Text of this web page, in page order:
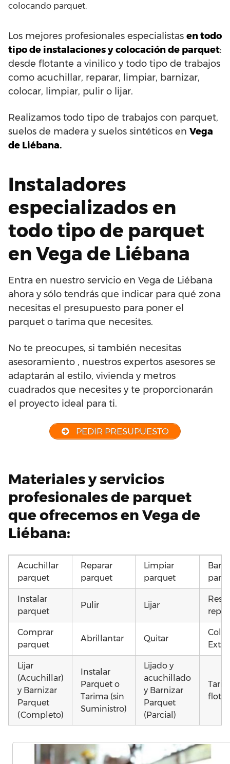
colocando parquet.
Los mejores profesionales especialistas en todo
tipo de instalaciones y colocación de parquet:
desde flotante a vinilico y todo tipo de trabajos
como acuchillar, reparar, limpiar, barnizar,
colocar, limpiar, pulir o lijar.
Realizamos todo tipo de trabajos con parquet,
suelos de madera y suelos sintéticos en Vega
de Liébana.
Instaladores
especializados en
todo tipo de parquet
en Vega de Liébana
Entra en nuestro servicio en Vega de Liébana
ahora y sólo tendrás que indicar para qué zona
necesitas el presupuesto para poner el
parquet o tarima que necesites.
No te preocupes, si también necesitas
asesoramiento , nuestros expertos asesores se
adaptarán al estilo, vivienda y metros
cuadrados que necesites y te proporcionarán
el proyecto ideal para ti.
PEDIR PRESUPUESTO
Materiales y servicios
profesionales de parquet
que ofrecemos en Vega de
Liébana:
Acuchillar
parquet
Reparar
parquet
Limpiar
parquet
Instalar
parquet
Pulir Lijar
Comprar
parquet
Abrillantar Quitar
Lijar
(Acuchillar)
y Barnizar
Parquet
(Completo)
Instalar
Parquet o
Tarima (sin
Suministro)
Lijado y
acuchillado
y Barnizar
Parquet
(Parcial)
parquet o
Tarima
parquet o
Tarima
parquet o
Tarima